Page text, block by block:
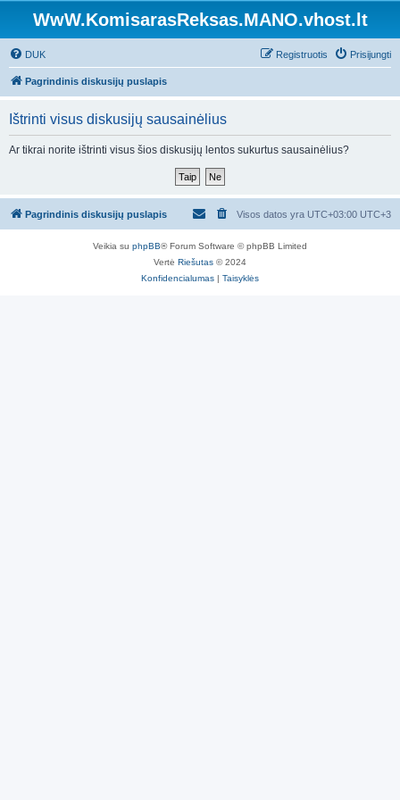
WwW.KomisarasReksas.MANO.vhost.lt
DUK Prisijungti
Registruotis
Pagrindinis diskusijų puslapis
Ištrinti visus diskusijų sausainėlius
Ar tikrai norite ištrinti visus šios diskusijų lentos sukurtus sausainėlius?
Pagrindinis diskusijų puslapis Visos datos yra UTC+03:00 UTC+3
Veikia su phpBB® Forum Software © phpBB Limited
Vertė Riešutas © 2024
Konfidencialumas | Taisyklės